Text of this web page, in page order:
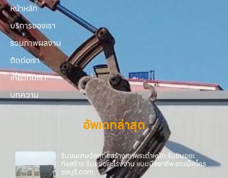
หน้าหลัก
บริการของเรา
รวมภาพผลงาน
ติดต่อเรา
เกี่ยวกับเรา
บทความ
อัพเดทล่าสุด
รับขนเศษวัสดุก่อสร้างเขาพระตำหนัก รับขนขยะ
ก่อสร้าง รับขนขยะโรงงาน แบบมืออาชีพ รถแม็คโคร
ชลบุรี.com